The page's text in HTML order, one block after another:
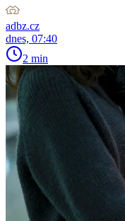
adbz.cz
dnes, 07:40
2 min